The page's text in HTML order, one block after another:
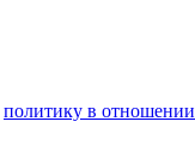
политику в